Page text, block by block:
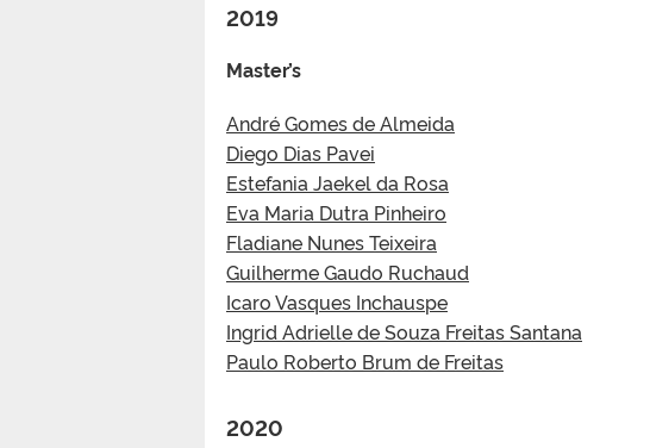
2019
Master’s
André Gomes de Almeida
Diego Dias Pavei
Estefania Jaekel da Rosa
Eva Maria Dutra Pinheiro
Fladiane Nunes Teixeira
Guilherme Gaudo Ruchaud
Icaro Vasques Inchauspe
Ingrid Adrielle de Souza Freitas Santana
Paulo Roberto Brum de Freitas
2020